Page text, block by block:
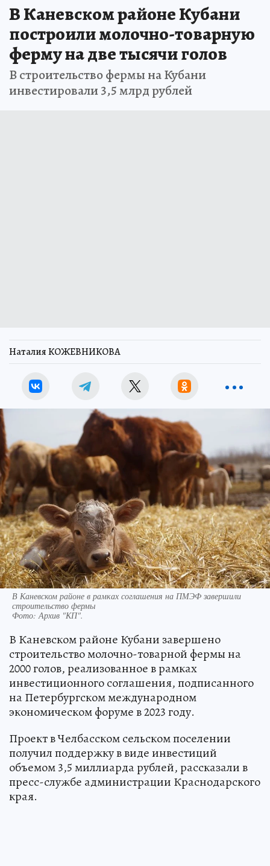
В Каневском районе Кубани
построили молочно-товарную
ферму на две тысячи голов
В строительство фермы на Кубани
инвестировали 3,5 млрд рублей
Наталия КОЖЕВНИКОВА
В Каневском районе в рамках соглашения на ПМЭФ завершили
строительство фермы
Фото:Архив "КП".
В Каневском районе Кубани завершено
строительство молочно-товарной фермы на
2000 голов, реализованное в рамках
инвестиционного соглашения, подписанного
на Петербургском международном
экономическом форуме в 2023 году.
Проект в Челбасском сельском поселении
получил поддержку в виде инвестиций
объемом 3,5 миллиарда рублей, рассказали в
пресс-службе администрации Краснодарского
края.